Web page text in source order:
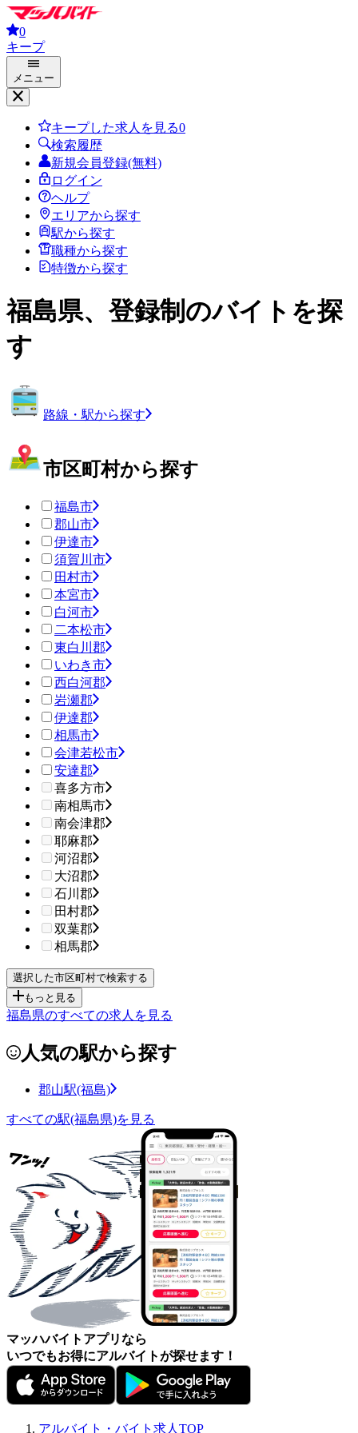
0
キープ
メニュー
キープした求人を見る0
検索履歴
新規会員登録(無料)
ログイン
ヘルプ
エリアから探す
駅から探す
職種から探す
特徴から探す
福島県、登録制 のバイトを探
す
路線・駅から探す
市区町村から探す
福島市
郡山市
伊達市
須賀川市
田村市
本宮市
白河市
二本松市
東白川郡
いわき市
西白河郡
岩瀬郡
伊達郡
相馬市
会津若松市
安達郡
喜多方市
南相馬市
南会津郡
耶麻郡
河沼郡
大沼郡
石川郡
田村郡
双葉郡
相馬郡
もっと見る
福島県のすべての求人を見る
人気の駅から探す
郡山駅(福島)
すべての駅(福島県)を見る
マッハバイトアプリなら
いつでもお得にアルバイトが探せます！
アルバイト・バイト求人TOP